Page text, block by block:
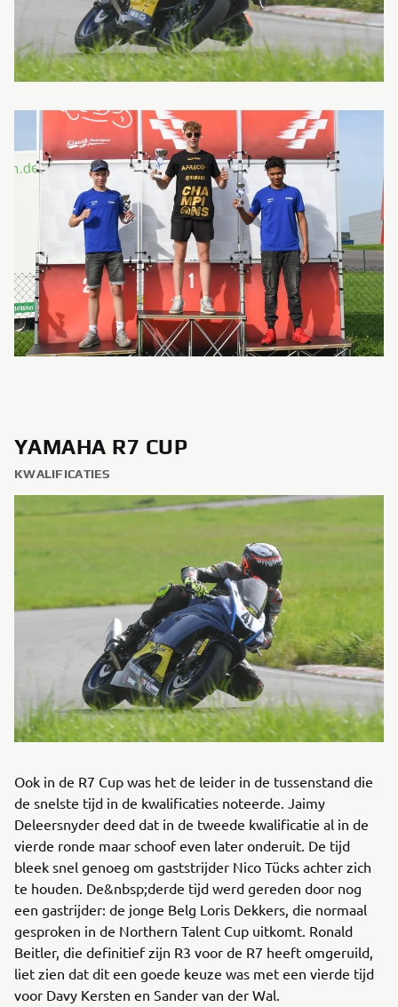
YAMAHA R7 CUP
KWALIFICATIES
Ook in de R7 Cup was het de leider in de tussenstand die
de snelste tijd in de kwalificaties noteerde. Jaimy
Deleersnyder deed dat in de tweede kwalificatie al in de
vierde ronde maar schoof even later onderuit. De tijd
bleek snel genoeg om gaststrijder Nico Tücks achter zich
te houden. De&nbsp;derde tijd werd gereden door nog
een gastrijder: de jonge Belg Loris Dekkers, die normaal
gesproken in de Northern Talent Cup uitkomt. Ronald
Beitler, die definitief zijn R3 voor de R7 heeft omgeruild,
liet zien dat dit een goede keuze was met een vierde tijd
voor Davy Kersten en Sander van der Wal.